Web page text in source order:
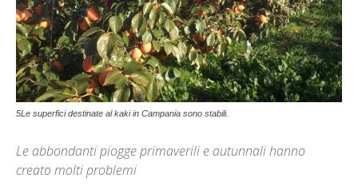
5Le superfici destinate al kaki in Campania sono stabili.
Le abbondanti piogge primaverili e autunnali hanno
creato molti problemi